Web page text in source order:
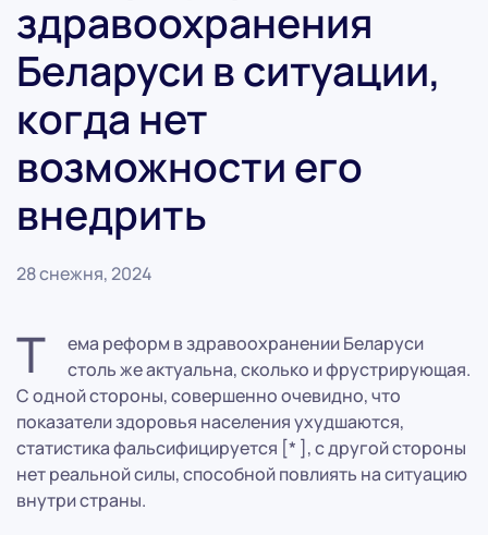
здравоохранения
Беларуси в ситуации,
когда нет
возможности его
внедрить
28 снежня, 2024
Т
ема реформ в здравоохранении Беларуси
столь же актуальна, сколько и фрустрирующая.
С одной стороны, совершенно очевидно, что
показатели здоровья населения ухудшаются,
статистика фальсифицируется [* ], с другой стороны
нет реальной силы, способной повлиять на ситуацию
внутри страны.